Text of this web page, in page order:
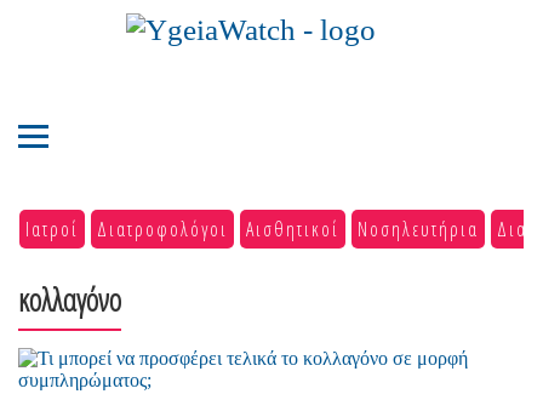
Ιατροί Διατροφολόγοι Αισθητικοί Νοσηλευτήρια
κολλαγόνο